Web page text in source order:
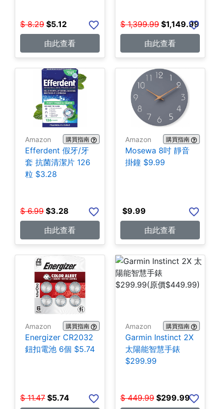
$ 8.29 $5.12
由此查看
$ 1,399.99 $1,149.99
由此查看
Amazon 購買指南
Efferdent 假牙/牙
套 抗菌清潔片 126
粒 $3.28
$ 6.99 $3.28
由此查看
Amazon 購買指南
Mosewa 8吋 靜音
掛鐘 $9.99
$9.99
由此查看
Amazon 購買指南
Energizer CR2032
鈕扣電池 6個 $5.74
$ 11.47 $5.74
Amazon 購買指南
Garmin Instinct 2X
太陽能智慧手錶
$299.99
$ 449.99 $299.99